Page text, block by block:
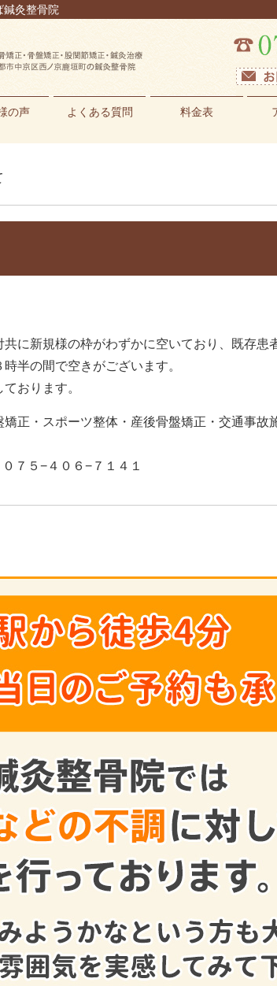
鍼灸整骨院
の声 よくある質問 料金表
に新規様の枠がわずかに空いており、既存患
半の間で空きがございます。
おります。
スポーツ整体・産後骨盤矯正・交通事故施
１４１